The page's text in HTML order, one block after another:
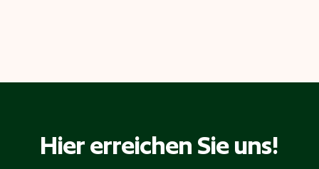
Hier erreichen Sie uns!